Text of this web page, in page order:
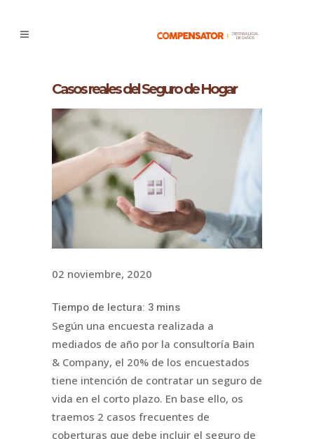
Casos reales del Seguro de Hogar
02 noviembre, 2020
Según una encuesta realizada a
mediados de año por la consultoría Bain
& Company, el 20% de los encuestados
tiene intención de contratar un seguro de
vida en el corto plazo. En base ello, os
traemos 2 casos frecuentes de
coberturas que debe incluir el seguro de